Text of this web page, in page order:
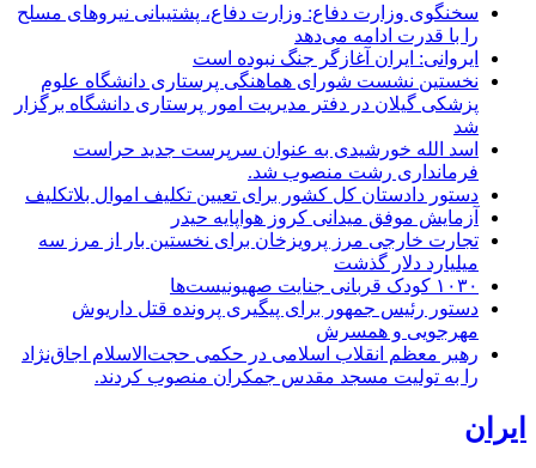
سخنگوی وزارت دفاع: وزارت دفاع، پشتیبانی نیرو‌های مسلح
را با قدرت ادامه می‌دهد
ایروانی: ایران آغازگر جنگ نبوده است
نخستین نشست شورای هماهنگی پرستاری دانشگاه علوم
پزشکی گیلان در دفتر مدیریت امور پرستاری دانشگاه برگزار
شد
اسد الله خورشیدی به عنوان سرپرست جدید حراست
فرمانداری رشت منصوب شد.
دستور دادستان کل کشور برای تعیین تکلیف اموال بلاتکلیف
آزمایش موفق میدانی کروز هواپایه حیدر
تجارت خارجی مرز پرویزخان برای نخستین بار از مرز سه
میلیارد دلار گذشت
۱۰۳۰ کودک قربانی جنایت صهیونیست‌ها
دستور رئیس جمهور برای پیگیری پرونده قتل داریوش
مهرجویی و همسرش
رهبر معظم انقلاب اسلامی در حکمی حجت‌الاسلام اجاق‌نژاد
را به تولیت مسجد مقدس جمکران منصوب کردند.
ایران